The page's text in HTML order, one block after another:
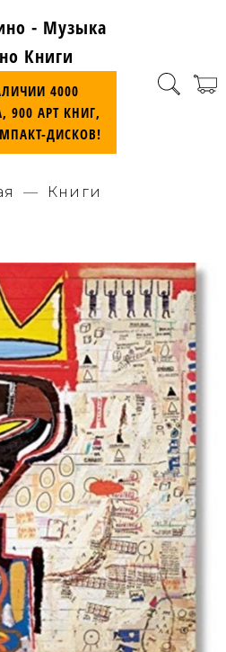
- Музыка
Книги
4000
900 АРТ КНИГ,
ДИСКОВ!
Книги